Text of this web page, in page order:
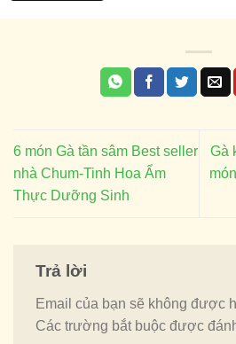
6 món Gà tần sâm Best seller
nhà Chum-Tinh Hoa Ẩm
Thực Dưỡng Sinh
Gà
Trả lời
Email của bạn sẽ không được
Các trường bắt buộc được